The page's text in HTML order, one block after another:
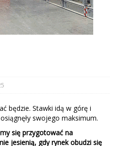
będzie. Stawki idą w górę i
swojego maksimum.
się przygotować na
jesienią, gdy rynek obudzi się